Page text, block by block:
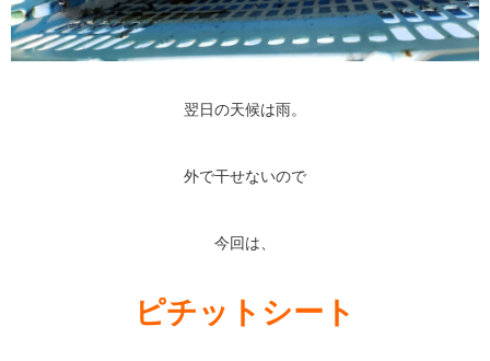
翌日の天候は雨。
外で干せないので
今回は、
ピチットシート